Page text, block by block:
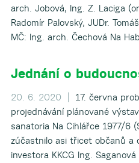
arch. Jobová, Ing. Z. Laciga
Radomír Palovský, JUDr.
MČ: Ing. arch. Čechová Na
Jednání o
20. 6. 2020 |
17. června
projednávání plánované
sanatoria Na Cihlářce 1977/6
zúčastnilo asi třicet občanů a
investora KKCG Ing.